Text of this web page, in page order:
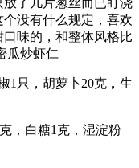
个没有什么规定，喜欢
味的，和整体风格比
瓜炒虾仁
1只，胡萝卜20克，生
，白糖1克，湿淀粉